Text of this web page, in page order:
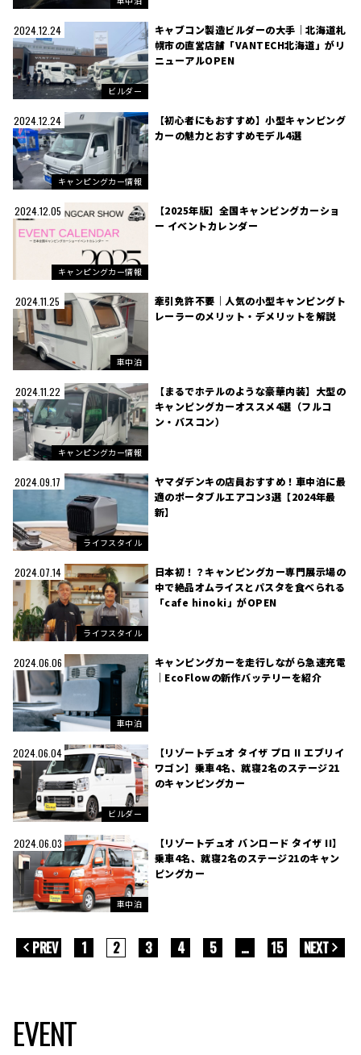
2024.12.24
ビルダー
キャブコン製造ビルダーの大手｜北海道札
幌市の直営店舗「VANTECH北海道」がリ
ニューアルOPEN
2024.12.24
キャンピングカー情報
【初心者にもおすすめ】小型キャンピング
カーの魅力とおすすめモデル4選
2024.12.05
キャンピングカー情報
【2025年版】全国キャンピングカーショ
ー イベントカレンダー
2024.11.25
車中泊
牽引免許不要｜人気の小型キャンピングト
レーラーのメリット・デメリットを解説
2024.11.22
キャンピングカー情報
【まるでホテルのような豪華内装】大型の
キャンピングカーオススメ4選（フルコ
ン・バスコン）
2024.09.17
ライフスタイル
ヤマダデンキの店員おすすめ！車中泊に最
適のポータブルエアコン3選【2024年最
新】
2024.07.14
ライフスタイル
日本初！？キャンピングカー専門展示場の
中で絶品オムライスとパスタを食べられる
「cafe hinoki」がOPEN
2024.06.06
車中泊
キャンピングカーを走行しながら急速充電
｜EcoFlowの新作バッテリーを紹介
2024.06.04
ビルダー
【リゾートデュオ タイザ プロ II エブリイ
ワゴン】乗車4名、就寝2名のステージ21
のキャンピングカー
2024.06.03
車中泊
【リゾートデュオ バンロード タイザ II】
乗車4名、就寝2名のステージ21のキャン
ピングカー
PREV 1 2 3 4 5 … NEXT
15
EVENT